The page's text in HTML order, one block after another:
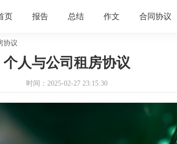
页 报告 总结 作文 合同协议
协议
个人与公司租房协议
时间：2025-02-27 23:15:30